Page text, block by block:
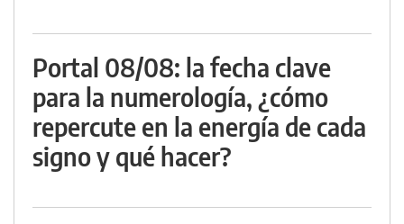
Portal 08/08: la fecha clave
para la numerología, ¿cómo
repercute en la energía de cada
signo y qué hacer?